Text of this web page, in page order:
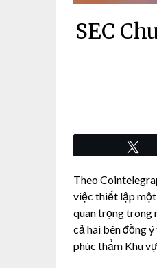
SEC
Theo
việc thiết lập một
quan trọng trong
cả hai bên đồng
phúc thẩm Khu